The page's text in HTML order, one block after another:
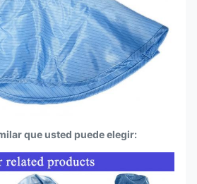
que usted puede elegir: